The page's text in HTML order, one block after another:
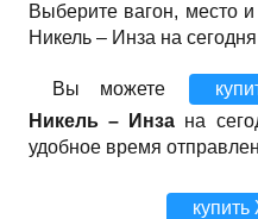
Выберите вагон, место
Никель – Инза на
Вы можете
Никель – Инза на
удобное время